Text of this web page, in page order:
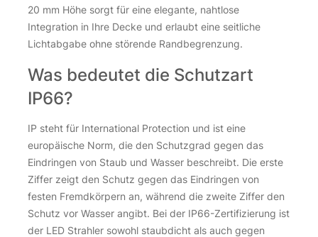
20 mm Höhe sorgt für eine elegante, nahtlose
Integration in Ihre Decke und erlaubt eine seitliche
Lichtabgabe ohne störende Randbegrenzung.
Was bedeutet die Schutzart
IP66?
IP steht für International Protection und ist eine
europäische Norm, die den Schutzgrad gegen das
Eindringen von Staub und Wasser beschreibt. Die erste
Ziffer zeigt den Schutz gegen das Eindringen von
festen Fremdkörpern an, während die zweite Ziffer den
Schutz vor Wasser angibt. Bei der IP66-Zertifizierung ist
der LED Strahler sowohl staubdicht als auch gegen